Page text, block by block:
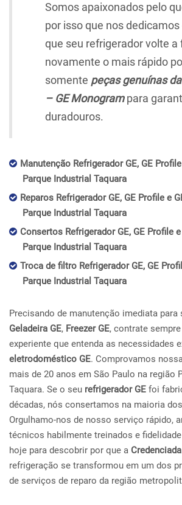
Somos apaixonados pelo
por isso que nos
que seu refrigerador volte a
novamente o mais rápido
somente peças genuínas
– GE Monogrampara
duradouros.
Manutenção Refrigerador GE, GE
Parque Industrial Taquara
Reparos Refrigerador GE, GE Profile e
Parque Industrial Taquara
Consertos Refrigerador GE, GE Profile
Parque Industrial Taquara
Troca de filtro Refrigerador GE, GE
Parque Industrial Taquara
Precisando de manutenção imediata para
Geladeira GE, Freezer GE, contrate
experiente que entenda as necessidades
eletrodoméstico GE. Comprovamos
mais de 20 anos em São Paulo na região
Taquara. Se o seu refrigerador GE foi
décadas, nós consertamos na maioria
Orgulhamo-nos de nosso serviço rápido,
técnicos habilmente treinados e
hoje para descobrir por que a
refrigeração se transformou em um dos
de serviços de reparo da região